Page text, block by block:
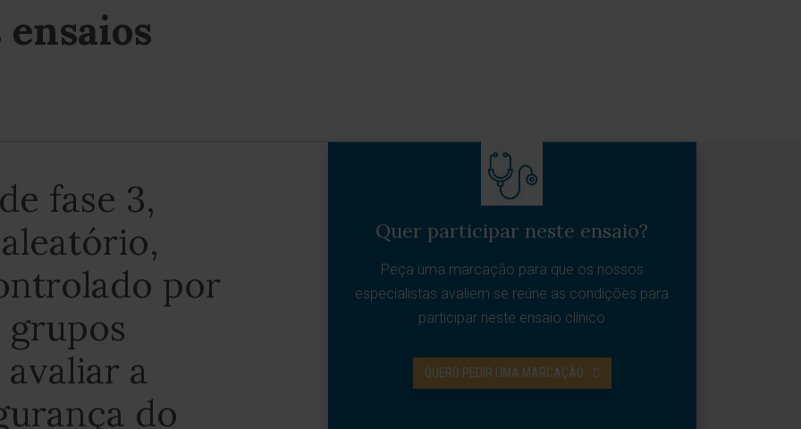
ensaios
fase 3,
por
a
do
Quer participar neste ensaio?
Peça uma marcação para que os nossos
especialistas avaliem se reúne as condições para
participar neste ensaio clínico
QUERO PEDIR UMA MARCAÇÃO